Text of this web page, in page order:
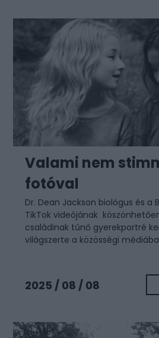
Valami nem
fotóval
Dr. Dean Jackson biológus és a
TikTok videójának
családinak tűnő gyerekportré
világszerte a közösségi
2025 / 08 / 08